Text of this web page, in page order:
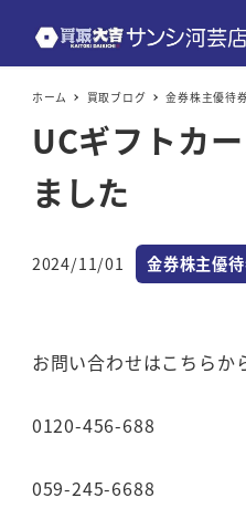
ホーム 買取ブログ 金券株主優待
UCギフトカ
ました
投稿日
2024/11/01 カテゴリー
金券株主優
お問い合わせはこちらか
0120-456-688
059-245-6688